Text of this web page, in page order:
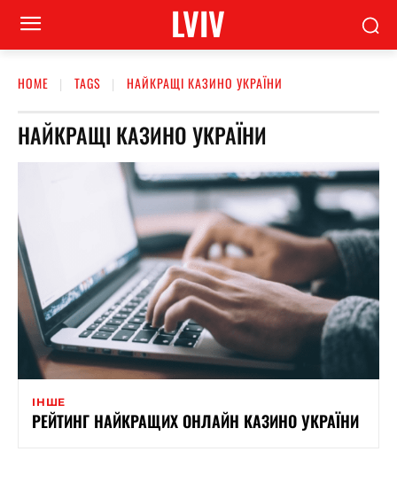
LVIV
HOME TAGS НАЙКРАЩІ КАЗИНО УКРАЇНИ
НАЙКРАЩІ КАЗИНО УКРАЇНИ
ІНШЕ
РЕЙТИНГ НАЙКРАЩИХ ОНЛАЙН КАЗИНО УКРАЇНИ